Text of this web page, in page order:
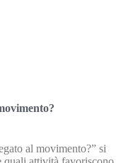
al movimento?” si